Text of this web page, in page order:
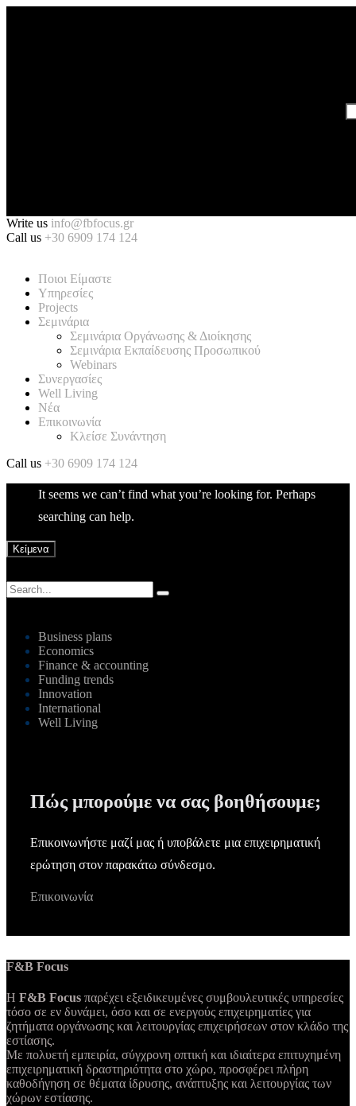
Write us info@fbfocus.gr
Call us +30 6909 174 124
Ποιοι Είμαστε
Υπηρεσίες
Projects
Σεμινάρια
Σεμινάρια Οργάνωσης & Διοίκησης
Σεμινάρια Εκπαίδευσης Προσωπικού
Webinars
Συνεργασίες
Well Living
Νέα
Επικοινωνία
Κλείσε Συνάντηση
Call us +30 6909 174 124
It seems we can’t find what you’re looking for. Perhaps
searching can help.
Κείμενα
Business plans
Economics
Finance & accounting
Funding trends
Innovation
International
Well Living
Πώς μπορούμε να σας βοηθήσουμε;
Επικοινωνήστε μαζί μας ή υποβάλετε μια επιχειρηματική
ερώτηση στον παρακάτω σύνδεσμο.
Επικοινωνία
F&B Focus
Η F&B Focus παρέχει εξειδικευμένες συμβουλευτικές υπηρεσίες
τόσο σε εν δυνάμει, όσο και σε ενεργούς επιχειρηματίες για
ζητήματα οργάνωσης και λειτουργίας επιχειρήσεων στον κλάδο της
εστίασης.
Με πολυετή εμπειρία, σύγχρονη οπτική και ιδιαίτερα επιτυχημένη
επιχειρηματική δραστηριότητα στο χώρο, προσφέρει πλήρη
καθοδήγηση σε θέματα ίδρυσης, ανάπτυξης και λειτουργίας των
χώρων εστίασης.